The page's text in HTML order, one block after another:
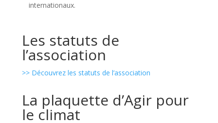
internationaux.
Les statuts de
l’association
>> Découvrez les statuts de l’association
La plaquette d’Agir pour
le climat